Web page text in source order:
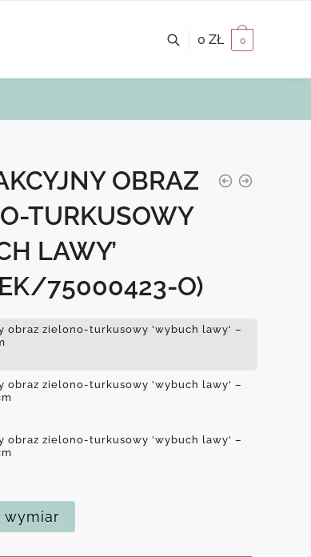
0 ZŁ 0
OBRAZ
TURKUSOWY
LAWY’
75000423-O)
obraz zielono-turkusowy 'wybuch lawy' –
obraz zielono-turkusowy 'wybuch lawy' –
obraz zielono-turkusowy 'wybuch lawy' –
wymiar